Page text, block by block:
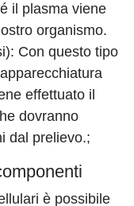
il plasma viene
organismo.
Con questo tipo
effettuato il
dovranno
dal prelievo.;
è possibile